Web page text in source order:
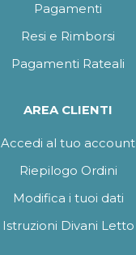
Pagamenti
Resi e Rimborsi
Pagamenti Rateali
AREA CLIENTI
Accedi al tuo account
Riepilogo Ordini
Modifica i tuoi dati
Istruzioni Divani Letto